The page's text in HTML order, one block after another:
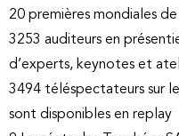
20 premières mondiales
3253 auditeurs en
d’experts, keynotes et
3494 téléspectateurs sur
sont disponibles en replay